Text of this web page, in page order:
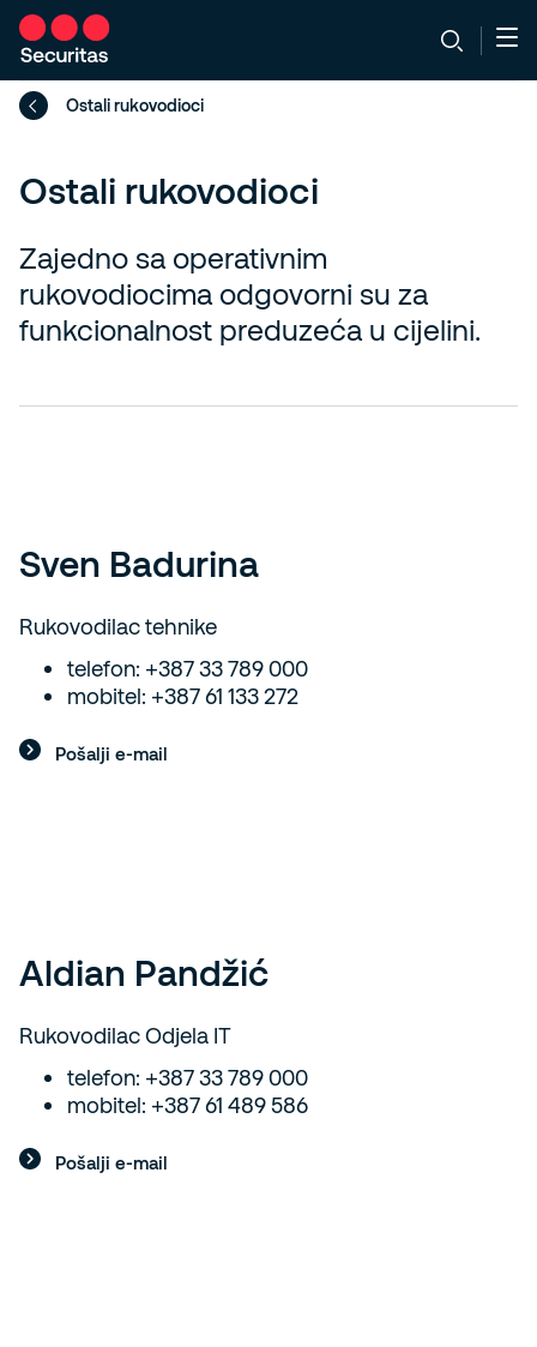
Ostali rukovodioci
Ostali rukovodioci
Zajedno sa operativnim
rukovodiocima odgovorni su za
funkcionalnost preduzeća u cijelini.
Sven Badurina
Rukovodilac tehnike
telefon: +387 33 789 000
mobitel: +387 61 133 272
Pošalji e-mail
Aldian Pandžić
Rukovodilac Odjela IT
telefon: +387 33 789 000
mobitel: +387 61 489 586
Pošalji e-mail